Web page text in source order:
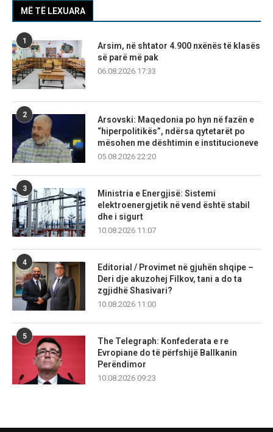
MË TË LEXUARA
1
Arsim, në shtator 4.900 nxënës të klasës
së parë më pak
06.08.2026 17:33
2
Arsovski: Maqedonia po hyn në fazën e
“hiperpolitikës”, ndërsa qytetarët po
mësohen me dështimin e institucioneve
05.08.2026 22:20
3
Ministria e Energjisë: Sistemi
elektroenergjetik në vend është stabil
dhe i sigurt
10.08.2026 11:07
4
Editorial / Provimet në gjuhën shqipe –
Deri dje akuzohej Filkov, tani a do ta
zgjidhë Shasivari?
10.08.2026 11:00
5
The Telegraph: Konfederata e re
Evropiane do të përfshijë Ballkanin
Perëndimor
10.08.2026 09:23